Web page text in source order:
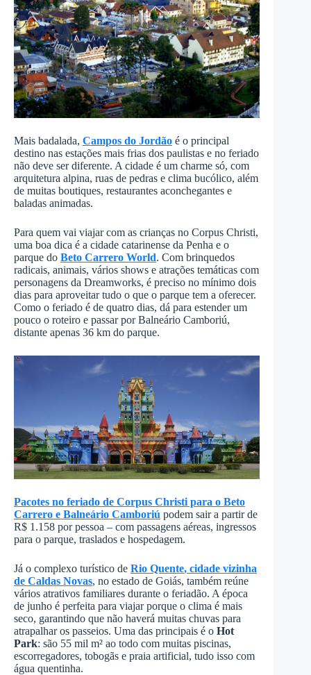
Mais badalada, Campos do Jordão é o principal
destino nas estações mais frias dos paulistas e no feriado
não deve ser diferente. A cidade é um charme só, com
arquitetura alpina, ruas de pedras e clima bucólico, além
de muitas boutiques, restaurantes aconchegantes e
baladas animadas.
Para quem vai viajar com as crianças no Corpus Christi,
uma boa dica é a cidade catarinense da Penha e o
parque do Beto Carrero World. Com brinquedos
radicais, animais, vários shows e atrações temáticas com
personagens da Dreamworks, é preciso no mínimo dois
dias para aproveitar tudo o que o parque tem a oferecer.
Como o feriado é de quatro dias, dá para estender um
pouco o roteiro e passar por Balneário Camboriú,
distante apenas 36 km do parque.
Pacotes no feriado de Corpus Christi para o Beto
Carrero e Balneário Camboriú podem sair a partir de
R$ 1.158 por pessoa – com passagens aéreas, ingressos
para o parque, traslados e hospedagem.
Já o complexo turístico de Rio Quente, cidade vizinha
de Caldas Novas, no estado de Goiás, também reúne
vários atrativos familiares durante o feriadão. A época
de junho é perfeita para viajar porque o clima é mais
seco, garantindo que não haverá muitas chuvas para
atrapalhar os passeios. Uma das principais é o Hot
Park: são 55 mil m² ao todo com muitas piscinas,
escorregadores, tobogãs e praia artificial, tudo isso com
água quentinha.